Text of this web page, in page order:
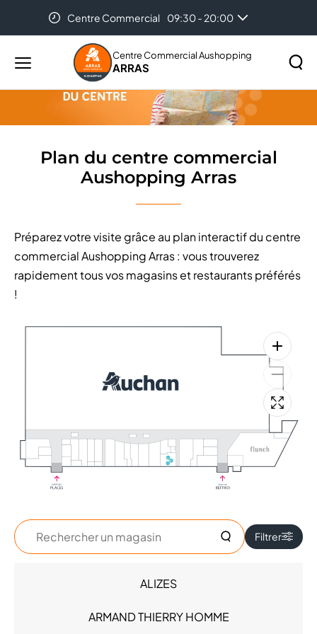
Centre Commercial 09:30 - 20:00
Menu
principal
Centre Commercial Aushopping
ARRAS
Rechercher
la
Plan du centre commercial Aushopping Arras
Plan du centre commercial
Aushopping Arras
Préparez votre visite grâce au plan interactif du centre
commercial Aushopping Arras : vous trouverez
rapidement tous vos magasins et restaurants préférés
!
Rechercher
un
Filtrer
ALIZES
ARMAND THIERRY HOMME
Accessoires - Bijoux (4)
Chaussures (1)